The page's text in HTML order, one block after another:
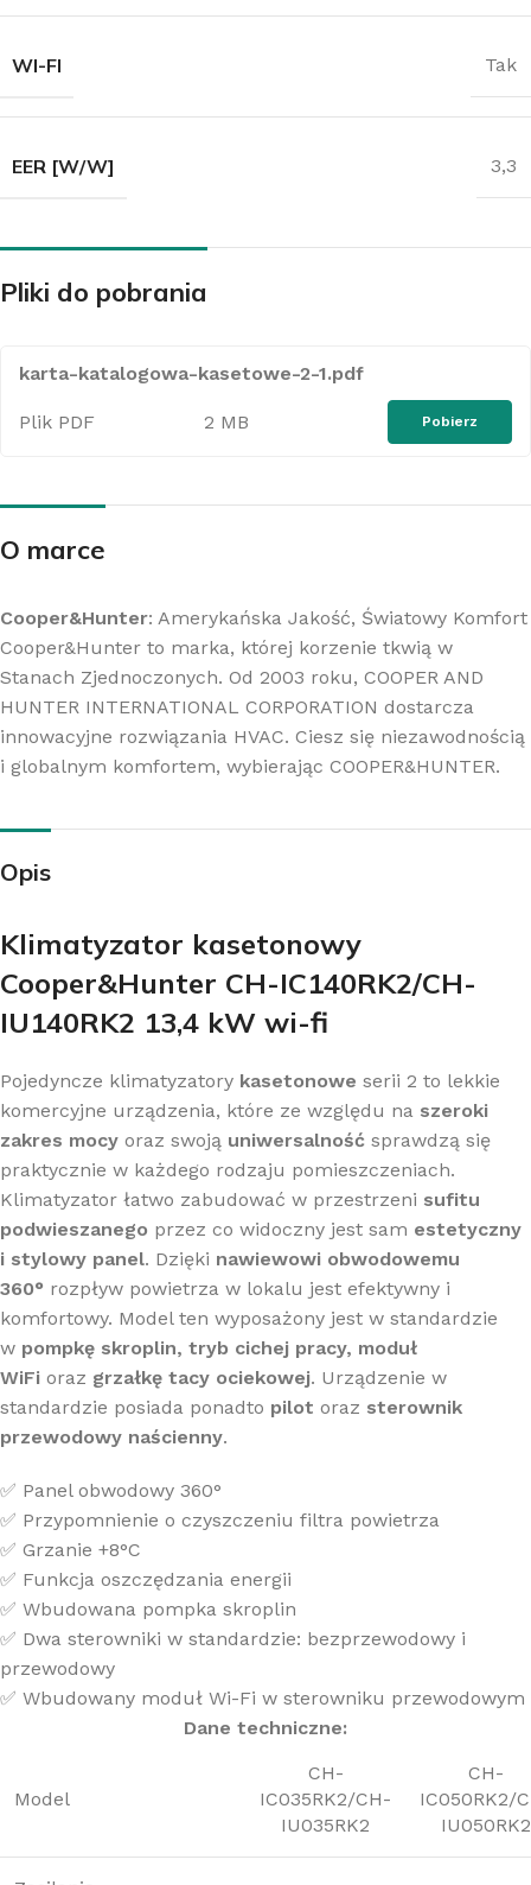
WI-FI Tak
EER [W/W] 3,3
Pliki do pobrania
karta-katalogowa-kasetowe-2-1.pdf
Plik PDF 2 MB Pobierz
O marce
Cooper&Hunter: Amerykańska Jakość, Światowy Komfort
Cooper&Hunter to marka, której korzenie tkwią w
Stanach Zjednoczonych. Od 2003 roku, COOPER AND
HUNTER INTERNATIONAL CORPORATION dostarcza
innowacyjne rozwiązania HVAC. Ciesz się niezawodnością
i globalnym komfortem, wybierając COOPER&HUNTER.
Opis
Klimatyzator kasetonowy
Cooper&Hunter CH-IC140RK2/CH-
IU140RK2 13,4 kW wi-fi
Pojedyncze klimatyzatory kasetonowe serii 2 to lekkie
komercyjne urządzenia, które ze względu na szeroki
zakres mocy oraz swoją uniwersalność sprawdzą się
praktycznie w każdego rodzaju pomieszczeniach.
Klimatyzator łatwo zabudować w przestrzeni sufitu
podwieszanego przez co widoczny jest sam estetyczny
i stylowy panel. Dzięki nawiewowi obwodowemu
360° rozpływ powietrza w lokalu jest efektywny i
komfortowy. Model ten wyposażony jest w standardzie
w pompkę skroplin, tryb cichej pracy, moduł
WiFi oraz grzałkę tacy ociekowej. Urządzenie w
standardzie posiada ponadto pilot oraz sterownik
przewodowy naścienny.
✅ Panel obwodowy 360°
✅ Przypomnienie o czyszczeniu filtra powietrza
✅ Grzanie +8°C
✅ Funkcja oszczędzania energii
✅ Wbudowana pompka skroplin
✅ Dwa sterowniki w standardzie: bezprzewodowy i
przewodowy
✅ Wbudowany moduł Wi-Fi w sterowniku przewodowym
Dane techniczne:
Model
CH-
IC035RK2/CH-
IU035RK2
CH-
IC050RK2/
IU050RK2